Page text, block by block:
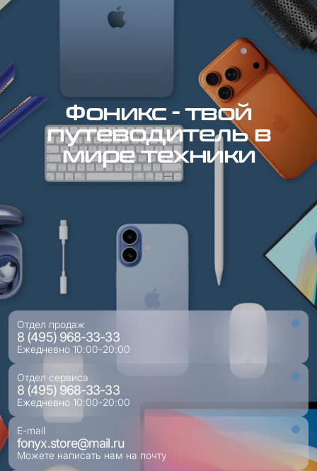
Фоникс - твой
путеводитель в
мире техники
Отдел продаж
8 (495) 968-33-33
Ежедневно 10:00-20:00
Отдел сервиса
8 (495) 968-33-33
Ежедневно 10:00-20:00
E-mail
fonyx.store@mail.ru
Можете написать нам на почту